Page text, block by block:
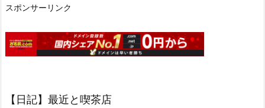
スポンサーリンク
【日記】最近と喫茶店